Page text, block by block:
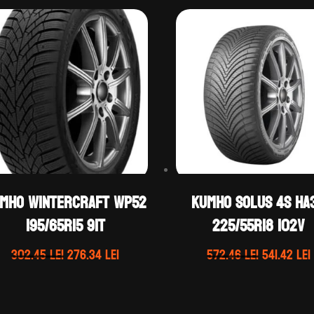
WINTERCRAFT WP52
195/65R15 91T
302.45leiPrețul
276.34leiPrețul
Kumho SOLUS 4S
225/55R18 102V
572.46leiPrețul
541.42lei